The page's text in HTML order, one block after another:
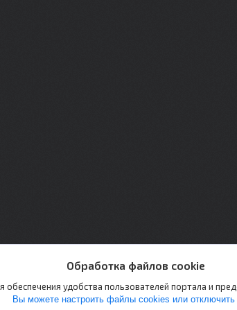
Обработка файлов cookie
удобства пользователей портала и
Вы можете настроить файлы cookies или отключить